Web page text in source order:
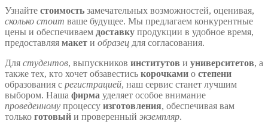
Узнайте стоимость замечательных возможностей, оценивая,
сколько стоит ваше будущее. Мы предлагаем конкурентные
цены и обеспечиваем доставку продукции в удобное время,
предоставляя макет и образец для согласования.
Для студентов, выпускников институтов и университетов, а
также тех, кто хочет обзавестись корочками о степени
образования с регистрацией, наш сервис станет лучшим
выбором. Наша фирма уделяет особое внимание
проведенному процессу изготовления, обеспечивая вам
только готовый и проверенный экземпляр.